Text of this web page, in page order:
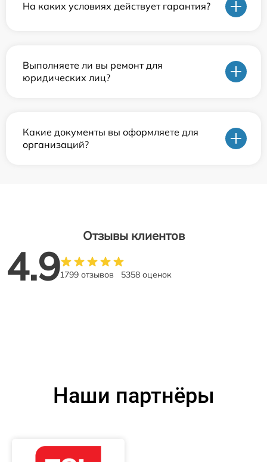
На каких условиях действует гарантия?
Выполняете ли вы ремонт для
юридических лиц?
Какие документы вы оформляете для
организаций?
Отзывы клиентов
4.91799 отзывов 5358 оценок
Наши партнёры